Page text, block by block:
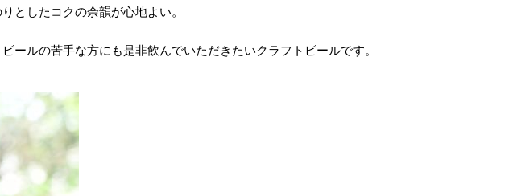
としたコクの余韻が心地よい。
ルの苦手な方にも是非飲んでいただきたいクラフトビールです。